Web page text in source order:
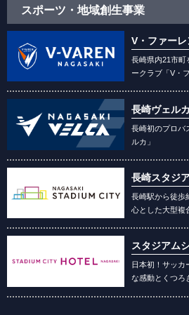
スポーツ・地域創生事業
V・ファー
長崎県内21市町
ークラブ「V・
長崎ヴェルカ
長崎初のプロバ
ルカ」
長崎スタジ
長崎駅から徒歩
心とした大型複
スタジアム
日本初！サッカ
な感動とくつろ